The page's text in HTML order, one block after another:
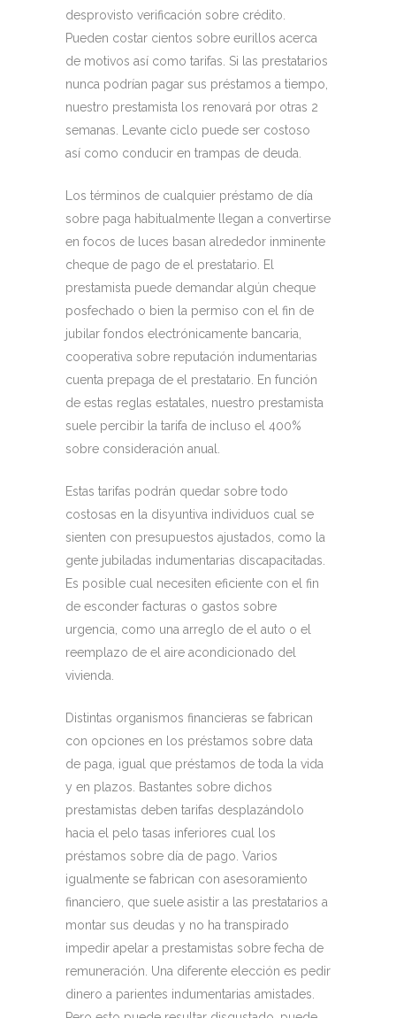
desprovisto verificación sobre crédito.
Pueden costar cientos sobre eurillos acerca
de motivos así­ como tarifas. Si las prestatarios
nunca podrían pagar sus préstamos a tiempo,
nuestro prestamista los renovará por otras 2
semanas. Levante ciclo puede ser costoso
así­ como conducir en trampas de deuda.
Los términos de cualquier préstamo de día
sobre paga habitualmente llegan a convertirse
en focos de luces basan alrededor inminente
cheque de pago de el prestatario. El
prestamista puede demandar algún cheque
posfechado o bien la permiso con el fin de
jubilar fondos electrónicamente bancaria,
cooperativa sobre reputación indumentarias
cuenta prepaga de el prestatario. En función
de estas reglas estatales, nuestro prestamista
suele percibir la tarifa de incluso el 400%
sobre consideración anual.
Estas tarifas podrán quedar sobre todo
costosas en la disyuntiva individuos cual se
sienten con presupuestos ajustados, como la
gente jubiladas indumentarias discapacitadas.
Es posible cual necesiten eficiente con el fin
de esconder facturas o gastos sobre
urgencia, como una arreglo de el auto o el
reemplazo de el aire acondicionado del
vivienda.
Distintas organismos financieras se fabrican
con opciones en los préstamos sobre data
de paga, igual que préstamos de toda la vida
y en plazos. Bastantes sobre dichos
prestamistas deben tarifas desplazándolo
hacia el pelo tasas inferiores cual los
préstamos sobre día de pago. Varios
igualmente se fabrican con asesoramiento
financiero, que suele asistir a las prestatarios a
montar sus deudas y no ha transpirado
impedir apelar a prestamistas sobre fecha de
remuneración. Una diferente elección es pedir
dinero a parientes indumentarias amistades.